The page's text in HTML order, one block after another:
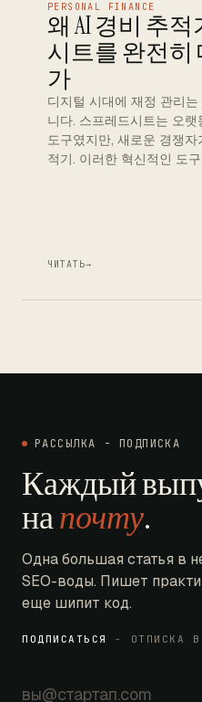
PERSONAL FINANCE
왜 AI 경비 추
시트를 완전히
가
디지털 시대에 재정 관리
니다. 스프레드시트는 오
도구였지만, 새로운 경쟁
적기. 이러한 혁신적인 도
ЧИТАТЬ→
РАССЫЛКА - ПОДПИСКА
Каждый
напочту.
Одна большая статья в
SEO-воды. Пишет
еще шипит код.
ПОДПИСАТЬСЯ - ОТПИСКА В